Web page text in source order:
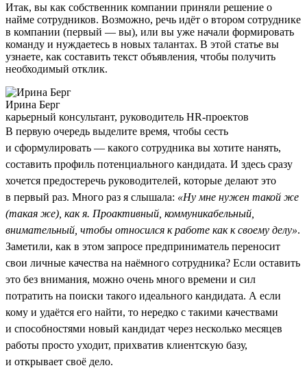
Итак, вы как собственник компании приняли решение о
найме сотрудников. Возможно, речь идёт о втором сотруднике
в компании (первый — вы), или вы уже начали формировать
команду и нуждаетесь в новых талантах. В этой статье вы
узнаете, как составить текст объявления, чтобы получить
необходимый отклик.
Ирина Берг
карьерный консультант, руководитель HR-проектов
В первую очередь выделите время, чтобы сесть
и сформулировать — какого сотрудника вы хотите нанять,
составить профиль потенциального кандидата. И здесь сразу
хочется предостеречь руководителей, которые делают это
в первый раз. Много раз я слышала: «Ну мне нужен такой же
(такая же), как я. Проактивный, коммуникабельный,
внимательный, чтобы относился к работе как к своему делу».
Заметили, как в этом запросе предприниматель переносит
свои личные качества на наёмного сотрудника? Если оставить
это без внимания, можно очень много времени и сил
потратить на поиски такого идеального кандидата. А если
кому и удаётся его найти, то нередко с такими качествами
и способностями новый кандидат через несколько месяцев
работы просто уходит, прихватив клиентскую базу,
и открывает своё дело.